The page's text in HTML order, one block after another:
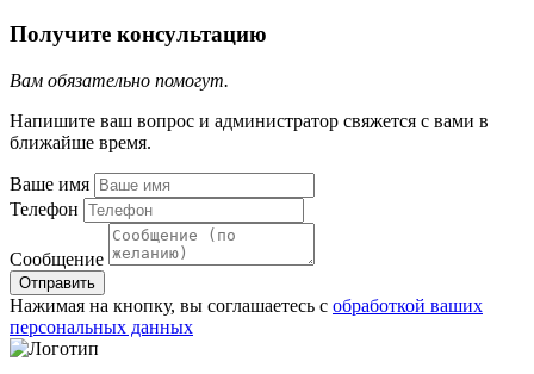
Получите консультацию
Вам обязательно помогут.
Напишите ваш вопрос и администратор свяжется с вами в
ближайше время.
Ваше имя
Телефон
Сообщение
Отправить
Нажимая на кнопку, вы соглашаетесь с обработкой ваших
персональных данных